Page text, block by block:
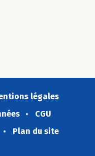
légales
CGU
Plan du site